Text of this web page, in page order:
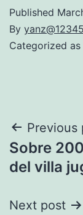
Published
By
Categorized as
Post
Previous
Sobre
del villa
Next post